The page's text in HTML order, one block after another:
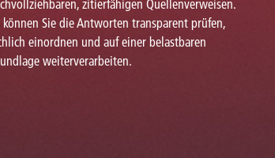
zitierfähigen Quellenverweisen.
können Sie die Antworten transparent prüfen,
einordnen und auf einer belastbaren
weiterverarbeiten.